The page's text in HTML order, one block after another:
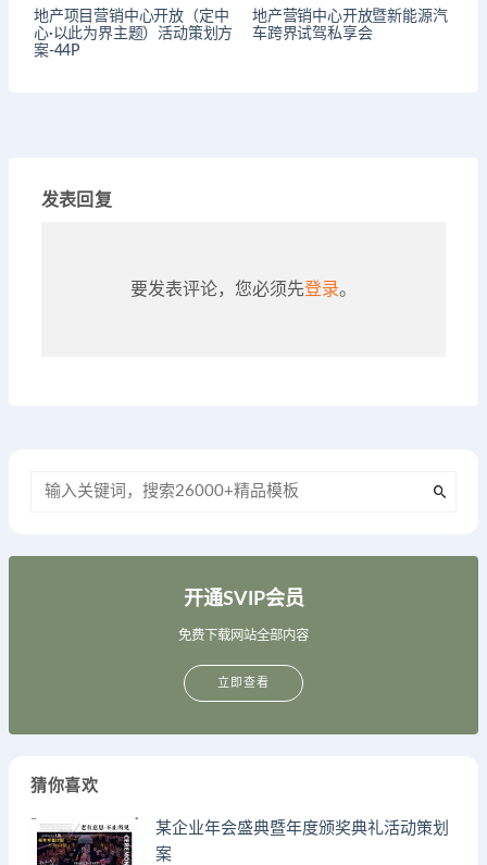
地产项目营销中心开放（定中
心·以此为界主题）活动策划方
案-44P
地产营销中心开放暨新能源汽
车跨界试驾私享会
发表回复
要发表评论，您必须先登录。
开通SVIP会员
免费下载网站全部内容
立即查看
猜你喜欢
某企业年会盛典暨年度颁奖典礼活动策划
案